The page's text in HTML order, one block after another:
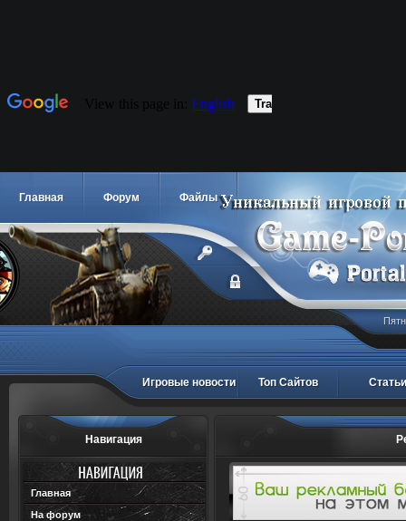
Главная Форум Файлы
Игровые новости Топ Сайтов Статьи
Навигация
Главная
На форум